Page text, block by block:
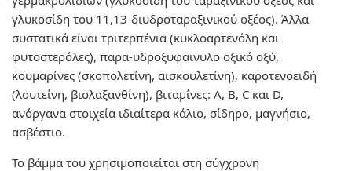
γλυκοσίδη του 11,13-διυδροταραξινικού οξέος). Άλλα
συστατικά είναι τριτερπένια (κυκλοαρτενόλη και
φυτοστερόλες), παρα-υδροξυφαινυλο οξικό οξύ,
κουμαρίνες (σκοπολετίνη, αισκουλετίνη), καροτενοειδή
(λουτείνη, βιολαξανθίνη), βιταμίνες: Α, Β, C και D,
ανόργανα στοιχεία ιδιαίτερα κάλιο, σίδηρο, μαγνήσιο,
ασβέστιο.
Το βάμμα του χρησιμοποιείται στη σύγχρονη